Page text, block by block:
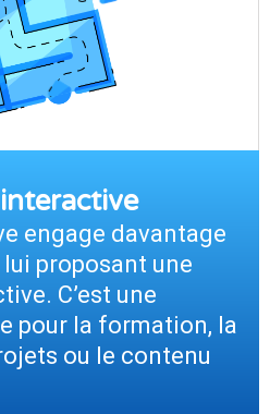
engage davantage
proposant une
C’est une
pour la formation, la
ou le contenu